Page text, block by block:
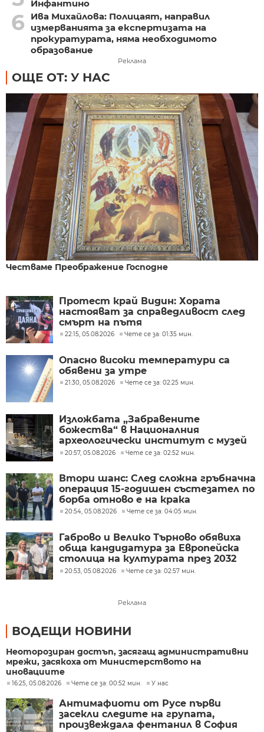
Инфантино
6
Ива Михайлова: Полицаят, направил
измерванията за експертизата на
прокуратурата, няма необходимото
образование
Реклама
ОЩЕ ОТ: У НАС
Честваме Преображение Господне
Протест край Видин: Хората
настояват за справедливост след
смърт на пътя
22:15, 05.08.2026 Чете се за: 01:35 мин.
Опасно високи температури са
обявени за утре
21:30, 05.08.2026 Чете се за: 02:25 мин.
Изложбата „Забравените
божества“ в Националния
археологически институт с музей
при БАН
20:57, 05.08.2026 Чете се за: 02:52 мин.
Втори шанс: След сложна гръбначна
операция 15-годишен състезател по
борба отново е на крака
20:54, 05.08.2026 Чете се за: 04:05 мин.
Габрово и Велико Търново обявиха
обща кандидатура за Европейска
столица на културата през 2032
година
20:53, 05.08.2026 Чете се за: 02:57 мин.
Реклама
ВОДЕЩИ НОВИНИ
Неоторозиран достъп, засягащ административни
мрежи, засякоха от Министерството на
иновациите
16:25, 05.08.2026 Чете се за: 00:52 мин. У нас
Антимафиоти от Русе първи
засекли следите на групата,
произвеждала фентанил в София